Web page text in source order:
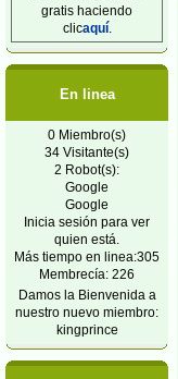
gratis haciendo
clicaquí.
En linea
0 Miembro(s)
34 Visitante(s)
2 Robot(s):
Google
Google
Inicia sesión para ver
quien está.
Más tiempo en linea:305
Membrecía: 226
Damos la Bienvenida a
nuestro nuevo miembro:
kingprince